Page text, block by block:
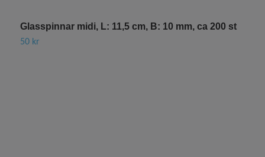
Glasspinnar midi, L: 11,5 cm, B: 10 mm, ca 200 st
50 kr